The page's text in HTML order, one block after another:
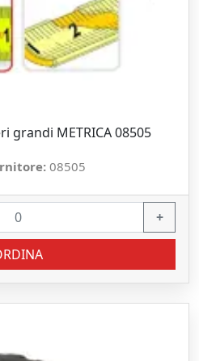
grandi METRICA 08505
08505
+